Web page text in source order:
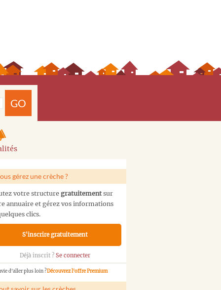
GO
gérez une crèche ?
votre structure gratuitementsur
annuaire et gérez vos informations
clics.
S'inscrire gratuitement
Déjà inscrit ? Se connecter
d'aller plus loin ?Découvrez l'offre Premium